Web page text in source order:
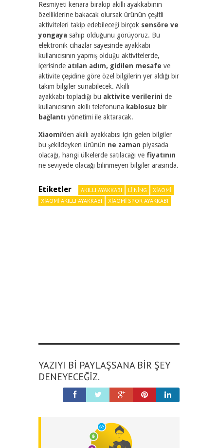
Resmiyeti kenara bırakıp akıllı ayakkabının
özelliklerine bakacak olursak ürünün çeşitli
aktiviteleri takip edebileceği birçok sensöre ve
yongaya sahip olduğunu görüyoruz. Bu
elektronik cihazlar sayesinde ayakkabı
kullanıcısının yapmış olduğu aktivitelerde,
içerisinde atılan adım, gidilen mesafe ve
aktivite çeşidine göre özel bilgilerin yer aldığı bir
takım bilgiler sunabilecek. Akıllı
ayakkabı topladığı bu aktivite verilerini de
kullanıcısının akıllı telefonuna kablosuz bir
bağlantı yönetimi ile aktaracak.
Xiaomi‘den akıllı ayakkabısı için gelen bilgiler
bu şekildeyken ürünün ne zaman piyasada
olacağı, hangi ülkelerde satılacağı ve fiyatının
ne seviyede olacağı bilinmeyen bilgiler arasında.
Etiketler AKILLI AYAKKABI LI NING
XIAOMI
XIAOMI AKILLI AYAKKABI
XIAOMI SPOR AYAKKABI
YAZIYI BI PAYLAŞSANA BIR ŞEY
DENEYECEĞIZ.